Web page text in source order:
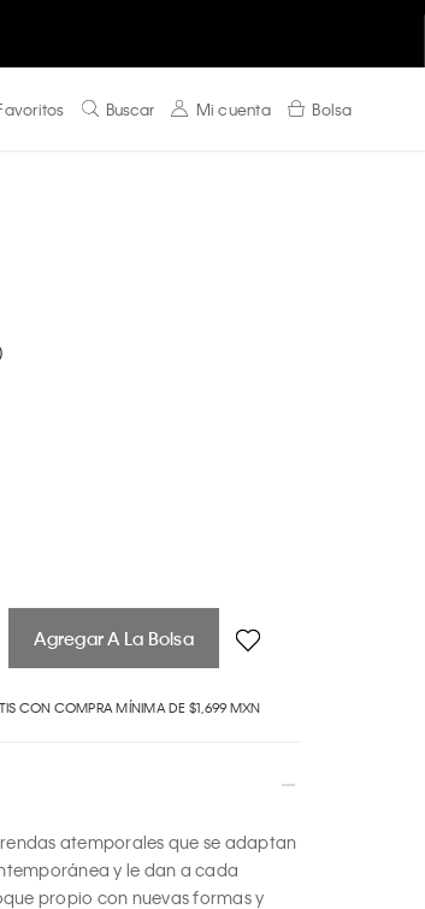
Buscar Mi cuenta Bolsa
Agregar A La Bolsa
CON COMPRA MÍNIMA DE $1,699 MXN
atemporales que se adaptan
y le dan a cada
propio con nuevas formas y